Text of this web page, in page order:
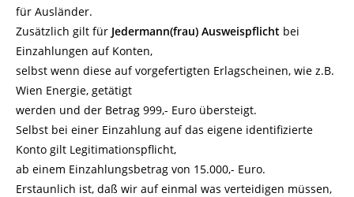
für Ausländer.
Zusätzlich gilt für Jedermann(frau) Ausweispflicht bei
Einzahlungen auf Konten,
selbst wenn diese auf vorgefertigten Erlagscheinen, wie z.B.
Wien Energie, getätigt
werden und der Betrag 999,- Euro übersteigt.
Selbst bei einer Einzahlung auf das eigene identifizierte
Konto gilt Legitimationspflicht,
ab einem Einzahlungsbetrag von 15.000,- Euro.
Erstaunlich ist, daß wir auf einmal was verteidigen müssen,